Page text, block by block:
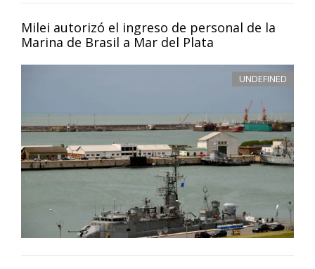
Milei autorizó el ingreso de personal de la
Marina de Brasil a Mar del Plata
UNDEFINED